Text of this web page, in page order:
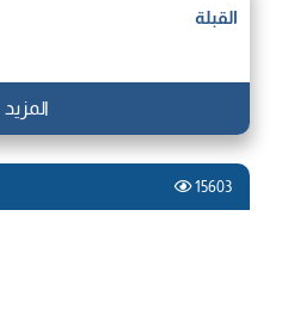
القبلة
المزيد
15603